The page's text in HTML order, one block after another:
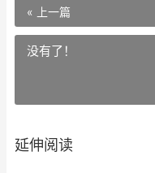
« 上一篇
没有了！
延伸阅读